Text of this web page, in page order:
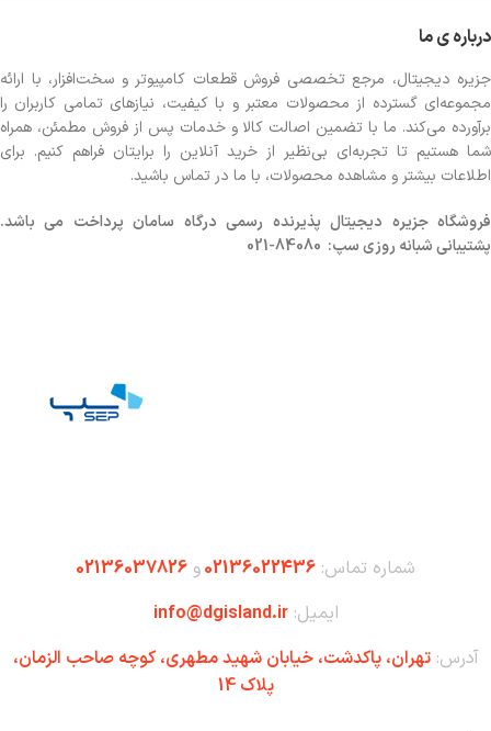
درباره ی ما
جزیره دیجیتال، مرجع تخصصی فروش قطعات کامپیوتر و سخت‌افزار، با ارائه
مجموعه‌ای گسترده از محصولات معتبر و با کیفیت، نیازهای تمامی کاربران را
برآورده می‌کند. ما با تضمین اصالت کالا و خدمات پس از فروش مطمئن، همراه
شما هستیم تا تجربه‌ای بی‌نظیر از خرید آنلاین را برایتان فراهم کنیم. برای
اطلاعات بیشتر و مشاهده محصولات، با ما در تماس باشید.
فروشگاهجزیره دیجیتال پذیرنده رسمی درگاه سامان پرداخت می باشد.
پشتیبانی شبانه روزی سپ: 84080-021
شماره تماس: 02136022436و 02136037826
ایمیل:info@dgisland.ir
آدرس:تهران،‌ پاکدشت، خیابان شهید مطهری، کوچه صاحب الزمان،
پلاک 14